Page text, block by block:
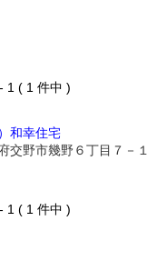
( 1 件中 )
和幸住宅
交野市幾野６丁目７－
( 1 件中 )